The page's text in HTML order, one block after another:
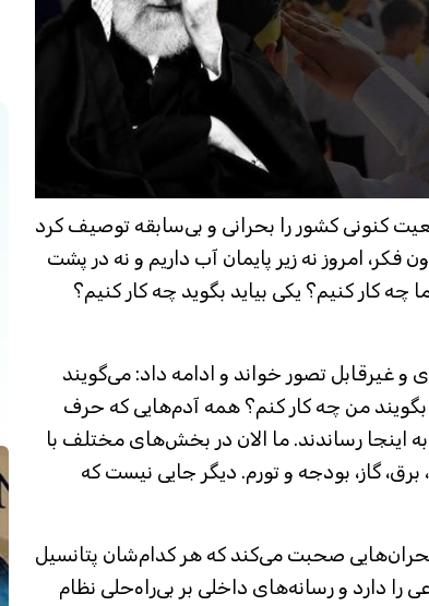
کنونی کشور را بحرانی و بی‌سابقه توصیف کرد
امروز نه زیر پایمان آب داریم و نه در پشت
کار کنیم؟ یکی بیاید بگوید چه کار کنیم؟
و غیرقابل تصور خواند و ادامه داد: می‌گویند
من چه کار کنم؟ همه آدم‌هایی که حرف
به اینجا رساندند. ما الان در بخش‌های مختلف با
گاز، بودجه و تورم. دیگر جایی نیست که
صحبت می‌کند که هر کدام‌شان پتانسیل
را دارد و رسانه‌های داخلی بر بی‌راه‌حلی نظام